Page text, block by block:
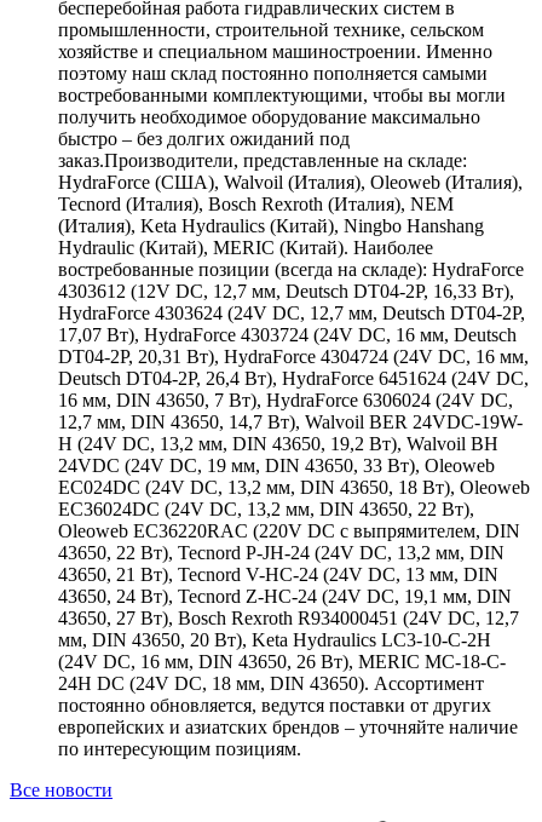
бесперебойная работа гидравлических систем в
промышленности, строительной технике, сельском
хозяйстве и специальном машиностроении. Именно
поэтому наш склад постоянно пополняется самыми
востребованными комплектующими, чтобы вы могли
получить необходимое оборудование максимально
быстро – без долгих ожиданий под
заказ.Производители, представленные на складе:
HydraForce (США), Walvoil (Италия), Oleoweb (Италия),
Tecnord (Италия), Bosch Rexroth (Италия), NEM
(Италия), Keta Hydraulics (Китай), Ningbo Hanshang
Hydraulic (Китай), MERIC (Китай). Наиболее
востребованные позиции (всегда на складе): HydraForce
4303612 (12V DC, 12,7 мм, Deutsch DT04-2P, 16,33 Вт),
HydraForce 4303624 (24V DC, 12,7 мм, Deutsch DT04-2P,
17,07 Вт), HydraForce 4303724 (24V DC, 16 мм, Deutsch
DT04-2P, 20,31 Вт), HydraForce 4304724 (24V DC, 16 мм,
Deutsch DT04-2P, 26,4 Вт), HydraForce 6451624 (24V DC,
16 мм, DIN 43650, 7 Вт), HydraForce 6306024 (24V DC,
12,7 мм, DIN 43650, 14,7 Вт), Walvoil BER 24VDC-19W-
H (24V DC, 13,2 мм, DIN 43650, 19,2 Вт), Walvoil BH
24VDC (24V DC, 19 мм, DIN 43650, 33 Вт), Oleoweb
EC024DC (24V DC, 13,2 мм, DIN 43650, 18 Вт), Oleoweb
EC36024DC (24V DC, 13,2 мм, DIN 43650, 22 Вт),
Oleoweb EC36220RAC (220V DC с выпрямителем, DIN
43650, 22 Вт), Tecnord P-JH-24 (24V DC, 13,2 мм, DIN
43650, 21 Вт), Tecnord V-HC-24 (24V DC, 13 мм, DIN
43650, 24 Вт), Tecnord Z-HC-24 (24V DC, 19,1 мм, DIN
43650, 27 Вт), Bosch Rexroth R934000451 (24V DC, 12,7
мм, DIN 43650, 20 Вт), Keta Hydraulics LC3-10-C-2H
(24V DC, 16 мм, DIN 43650, 26 Вт), MERIC MC-18-C-
24H DC (24V DC, 18 мм, DIN 43650). Ассортимент
постоянно обновляется, ведутся поставки от других
европейских и азиатских брендов – уточняйте наличие
по интересующим позициям.
Все новости